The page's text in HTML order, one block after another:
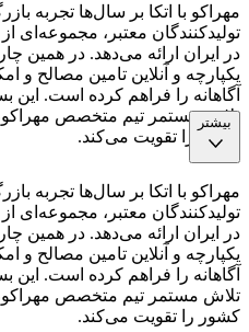
مهراکو با اتکا بر سال‌ها تجربه
تولیدکنندگان معتبر، مجموعه‌ای
در ایران ارائه می‌دهد. در همین
یکپارچه و آنلاین تامین مصالح
آگاهانه را فراهم کرده است. این
تلاش مستمر تیم متخصص مهراکو،
کشور را تقویت می‌کند.
بیشتر
مهراکو با اتکا بر سال‌ها تجربه
تولیدکنندگان معتبر، مجموعه‌ای
در ایران ارائه می‌دهد. در همین
یکپارچه و آنلاین تامین مصالح
آگاهانه را فراهم کرده است. این
تلاش مستمر تیم متخصص مهراکو،
کشور را تقویت می‌کند.